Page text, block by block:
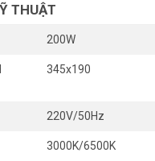
THUẬT
200W
345x190
220V/50Hz
3000K/6500K